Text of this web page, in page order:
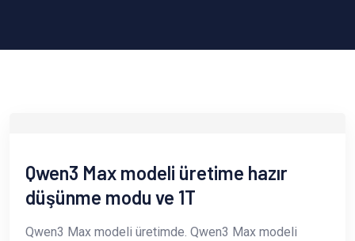
Qwen3 Max modeli üretime hazır
düşünme modu ve 1T
Qwen3 Max modeli üretimde. Qwen3 Max modeli